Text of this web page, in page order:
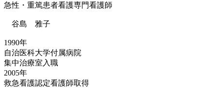
急性・重篤患者看護専門看護師
谷島 雅子
1990年
自治医科大学付属病院
集中治療室入職
2005年
救急看護認定看護師取得